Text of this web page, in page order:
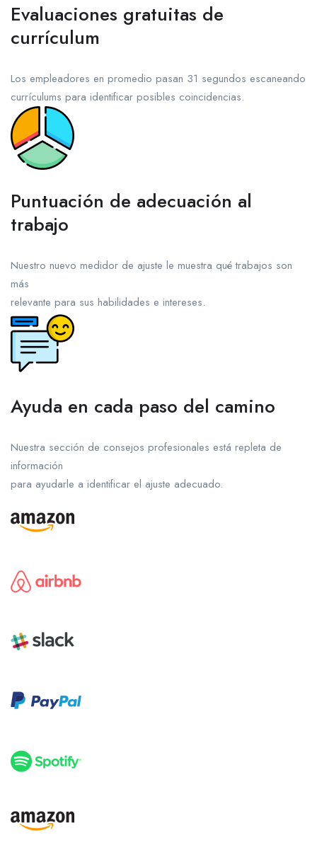
Evaluaciones gratuitas de
currículum
Los empleadores en promedio pasan 31 segundos escaneando
currículums para identificar posibles coincidencias.
Puntuación de adecuación al
trabajo
Nuestro nuevo medidor de ajuste le muestra qué trabajos son
más
relevante para sus habilidades e intereses.
Ayuda en cada paso del camino
Nuestra sección de consejos profesionales está repleta de
información
para ayudarle a identificar el ajuste adecuado.